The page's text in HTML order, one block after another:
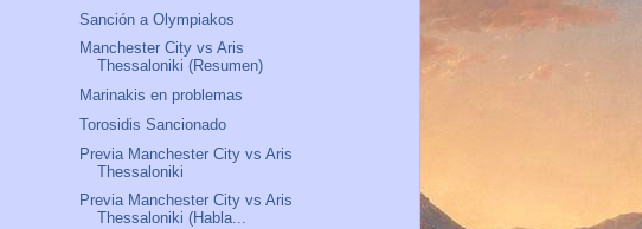
Sanción a Olympiakos
Manchester City vs Aris
Thessaloniki (Resumen)
Marinakis en problemas
Torosidis Sancionado
Previa Manchester City vs Aris
Thessaloniki
Previa Manchester City vs Aris
Thessaloniki (Habla...